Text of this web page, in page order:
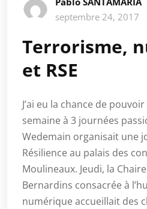
septembre 24, 2017
Terrorisme,
et RSE
J’ai eu la chance de
semaine à 3 journées
Wedemain organisait une
Résilience au palais des
Moulineaux. Jeudi, la
Bernardins consacrée à
numérique accueillait des